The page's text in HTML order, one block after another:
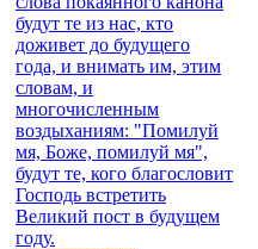
будут те из нас, кто
доживет до будущего
года, и внимать им, этим
словам, и
многочисленным
воздыханиям: "Помилуй
мя, Боже, помилуй мя",
будут те, кого благословит
Господь встретить
Великий пост в будущем
году.